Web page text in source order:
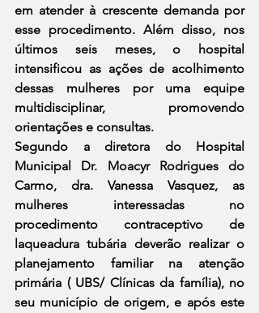
em atender à crescente demanda por
esse procedimento. Além disso, nos
últimos seis meses, o hospital
intensificou as ações de acolhimento
dessas mulheres por uma equipe
multidisciplinar, promovendo
orientações e consultas.
Segundo a diretora do Hospital
Municipal Dr. Moacyr Rodrigues do
Carmo, dra. Vanessa Vasquez, as
mulheres interessadas no
procedimento contraceptivo de
laqueadura tubária deverão realizar o
planejamento familiar na atenção
primária ( UBS/ Clínicas da família), no
seu município de origem, e após este